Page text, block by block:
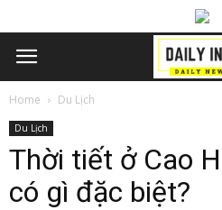
Home Du Lịch
Du Lịch
Thời tiết ở Cao
có gì đặc biệt?